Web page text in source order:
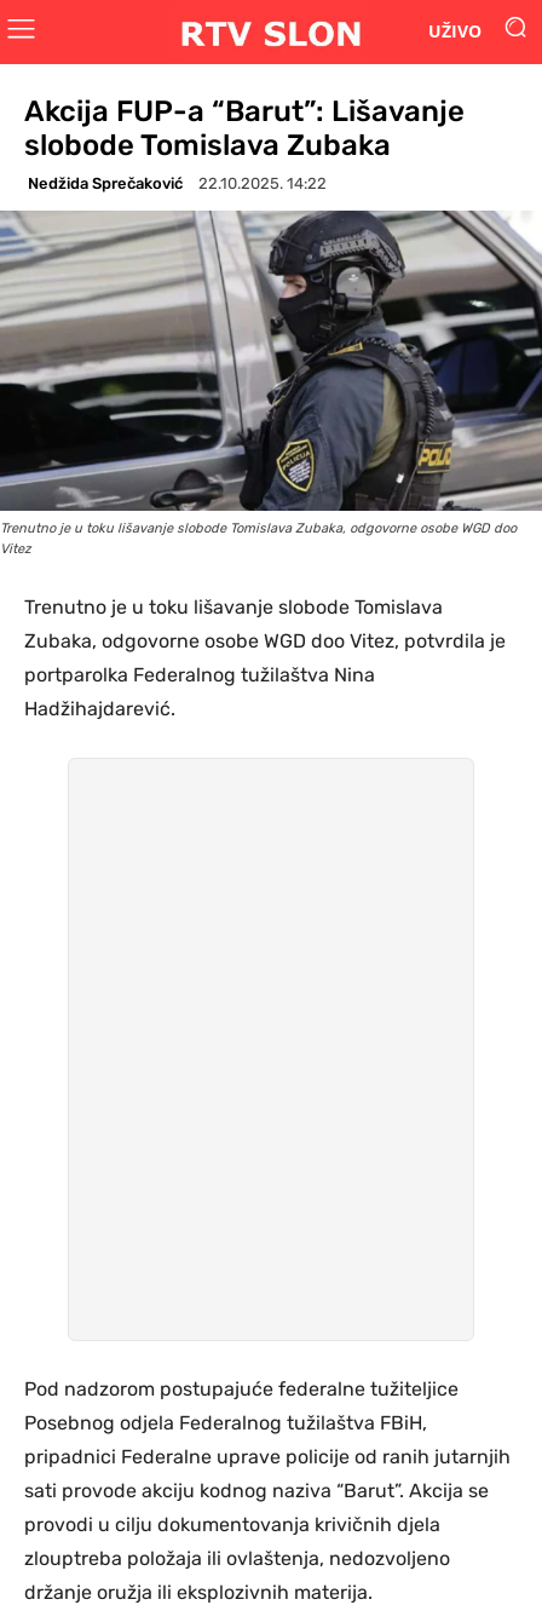
UŽIVO
Akcija FUP-a “Barut”: Lišavanje
slobode Tomislava Zubaka
Nedžida Sprečaković 22.10.2025. 14:22
Trenutno je u toku lišavanje slobode Tomislava Zubaka, odgovorne osobe WGD doo
Vitez
Trenutno je u toku lišavanje slobode Tomislava
Zubaka, odgovorne osobe WGD doo Vitez, potvrdila je
portparolka Federalnog tužilaštva Nina
Hadžihajdarević.
Pod nadzorom postupajuće federalne tužiteljice
Posebnog odjela Federalnog tužilaštva FBiH,
pripadnici Federalne uprave policije od ranih jutarnjih
sati provode akciju kodnog naziva “Barut”. Akcija se
provodi u cilju dokumentovanja krivičnih djela
zlouptreba položaja ili ovlaštenja, nedozvoljeno
držanje oružja ili eksplozivnih materija.